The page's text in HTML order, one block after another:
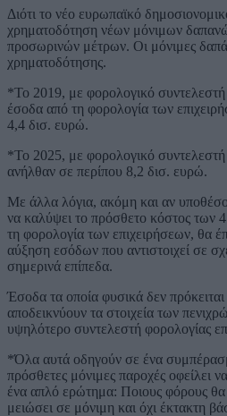
Διότι το νέο ευρωπαϊκό
χρηματοδότηση νέων μόνιμων
προσωρινών μέτρων. Οι μόνιμες
χρηματοδότησης.
*Το 2019, με φορολογικό
έσοδα από τη φορολογία των
4,4 δισ. ευρώ.
*Το 2025, με φορολογικό συντελεστή
ανήλθαν σε περίπου 8,2 δισ. ευρώ.
Με άλλα λόγια, ακόμη και αν
να καλύψει το πρόσθετο κόστος των
τη φορολογία των επιχειρήσεων, θα
αύξηση εσόδων που αντιστοιχεί σε
σημερινά επίπεδα.
Έσοδα τα οποία φυσικά δεν
αποδεικνύουν τα στοιχεία των
υψηλότερο συντελεστή φορολογίας
*Όλα αυτά οδηγούν σε ένα
πρόσθετες μόνιμες παροχές οφείλει
ένα απλό ερώτημα: Ποιους φόρους θα
μειώσει σε μόνιμη και όχι έκτακτη